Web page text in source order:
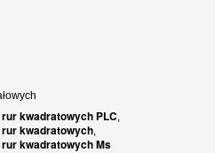
kwadratowych PLC,
kwadratowych,
kwadratowych Ms